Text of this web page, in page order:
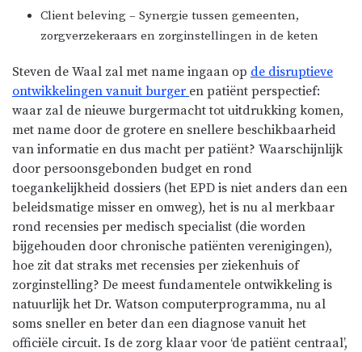
Client beleving – Synergie tussen gemeenten,
zorgverzekeraars en zorginstellingen in de keten
Steven de Waal zal met name ingaan op de disruptieve
ontwikkelingen vanuit burger en patiënt perspectief:
waar zal de nieuwe burgermacht tot uitdrukking komen,
met name door de grotere en snellere beschikbaarheid
van informatie en dus macht per patiënt? Waarschijnlijk
door persoonsgebonden budget en rond
toegankelijkheid dossiers (het EPD is niet anders dan een
beleidsmatige misser en omweg), het is nu al merkbaar
rond recensies per medisch specialist (die worden
bijgehouden door chronische patiënten verenigingen),
hoe zit dat straks met recensies per ziekenhuis of
zorginstelling? De meest fundamentele ontwikkeling is
natuurlijk het Dr. Watson computerprogramma, nu al
soms sneller en beter dan een diagnose vanuit het
officiële circuit. Is de zorg klaar voor ‘de patiënt centraal’,